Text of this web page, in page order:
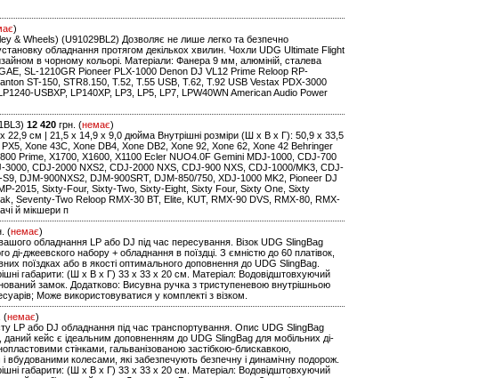
)
& Wheels) (U91029BL2) Дозволяє не лише легко та безпечно
обладнання протягом декількох хвилин. Чохли UDG Ultimate Flight
в чорному кольорі. Матеріали: Фанера 9 мм, алюміній, сталева
SL-1210GR Pioneer PLX-1000 Denon DJ VL12 Prime Reloop RP-
ST-150, STR8.150, T.52, T.55 USB, T.62, T.92 USB Vestax PDX-3000
USBXP, LP140XP, LP3, LP5, LP7, LPW40WN American Audio Power
12 420 грн. (немає)
22,9 см | 21,5 x 14,9 x 9,0 дюйма Внутрішні розміри (Ш x В x Г): 50,9 x 33,5
Xone 43C, Xone DB4, Xone DB2, Xone 92, Xone 62, Xone 42 Behringer
Prime, X1700, X1600, X1100 Ecler NUO4.0F Gemini MDJ-1000, CDJ-700
CDJ-2000 NXS2, CDJ-2000 NXS, CDJ-900 NXS, CDJ-1000/MK3, CDJ-
DJM-900NXS2, DJM-900SRT, DJM-850/750, XDJ-1000 MK2, Pioneer DJ
2015, Sixty-Four, Sixty-Two, Sixty-Eight, Sixty Four, Sixty One, Sixty
Seventy-Two Reloop RMX-30 BT, Elite, KUT, RMX-90 DVS, RMX-80, RMX-
й мікшери п
(немає)
обладнання LP або DJ під час пересування. Візок UDG SlingBag
ді-джеевского набору + обладнання в поїздці. З ємністю до 60 платівок,
поїздках або в якості оптимального доповнення до UDG SlingBag.
габарити: (Ш х В х Г) 33 x 33 x 20 см. Матеріал: Водовідштовхуючий
замок. Додатково: Висувна ручка з триступеневою внутрішньою
Може використовуватися у комплекті з візком.
(немає)
LP або DJ обладнання під час транспортування. Опис UDG SlingBag
кейс є ідеальним доповненням до UDG SlingBag для мобільних ді-
стінками, гальванізованою застібкою-блискавкою,
колесами, які забезпечують безпечну і динамічну подорож.
габарити: (Ш х В х Г) 33 x 33 x 20 см. Матеріал: Водовідштовхуючий